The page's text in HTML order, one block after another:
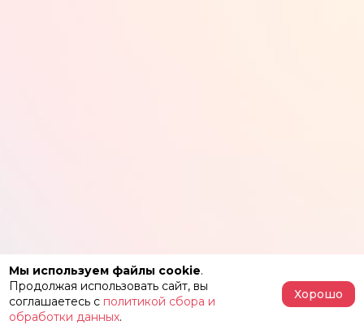
Мы используем файлы cookie.
Продолжая использовать сайт, вы
соглашаетесь с политикой сбора и
обработки данных.
Хорошо